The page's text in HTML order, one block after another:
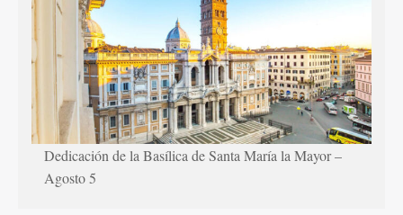
Dedicación de la Basílica de Santa María la Mayor –
Agosto 5